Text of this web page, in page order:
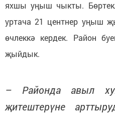
яхшы уңыш чыкты.
уртача 21 центнер уңыш
өчлеккә кердек. Район
җыйдык.
– Районда авыл
җитештерүне